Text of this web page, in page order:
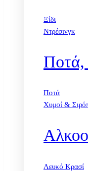
Ξίδι
Ντρέσινγκ
Ποτά,
Ποτά
Χυμοί &
Λευκό Κρασί